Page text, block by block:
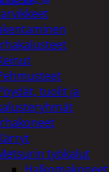
tuolit ja
työkalut